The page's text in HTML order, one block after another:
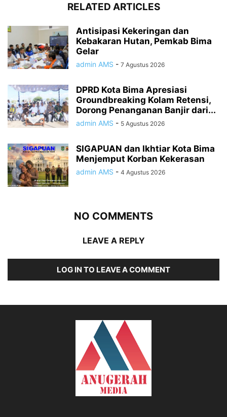
RELATED ARTICLES
Antisipasi Kekeringan dan
Kebakaran Hutan, Pemkab Bima
Gelar
admin AMS - 7 Agustus 2026
DPRD Kota Bima Apresiasi
Groundbreaking Kolam Retensi,
Dorong Penanganan Banjir dari...
admin AMS - 5 Agustus 2026
SIGAPUAN dan Ikhtiar Kota Bima
Menjemput Korban Kekerasan
admin AMS - 4 Agustus 2026
NO COMMENTS
LEAVE A REPLY
LOG IN TO LEAVE A COMMENT